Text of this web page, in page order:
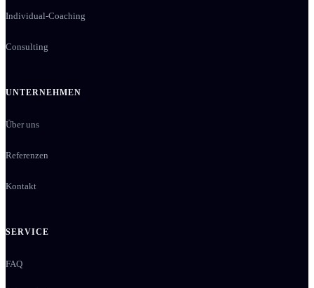
Individual-Coaching
Consulting
UNTERNEHMEN
Über uns
Referenzen
Kontakt
SERVICE
FAQ